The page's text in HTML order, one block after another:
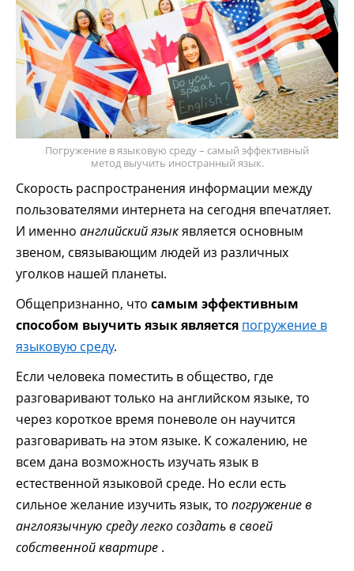
Погружение в языковую среду – самый эффективный
метод выучить иностранный язык.
Скорость распространения информации между
пользователями интернета на сегодня впечатляет.
И именно английский языкявляется основным
звеном, связывающим людей из различных
уголков нашей планеты.
Общепризнанно, что самым эффективным
способом выучить язык является погружение в
языковую среду.
Если человека поместить в общество, где
разговаривают только на английском языке, то
через короткое время поневоле он научится
разговаривать на этом языке. К сожалению, не
всем дана возможность изучать язык в
естественной языковой среде. Но если есть
сильное желание изучить язык, то погружение в
англоязычную среду легко создать в своей
собственной квартире .